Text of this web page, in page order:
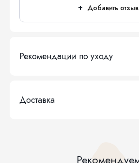
Добавить отзыв
Рекомендации по уходу
Доставка